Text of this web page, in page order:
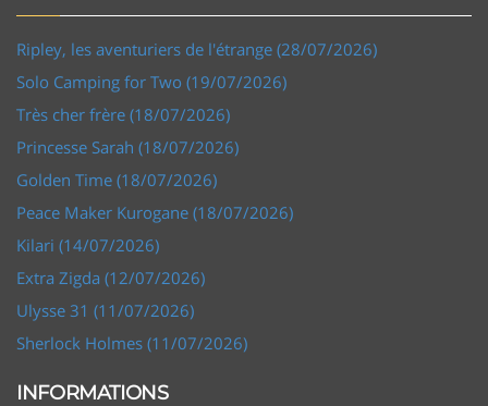
Ripley, les aventuriers de l'étrange (28/07/2026)
Solo Camping for Two (19/07/2026)
Très cher frère (18/07/2026)
Princesse Sarah (18/07/2026)
Golden Time (18/07/2026)
Peace Maker Kurogane (18/07/2026)
Kilari (14/07/2026)
Extra Zigda (12/07/2026)
Ulysse 31 (11/07/2026)
Sherlock Holmes (11/07/2026)
INFORMATIONS